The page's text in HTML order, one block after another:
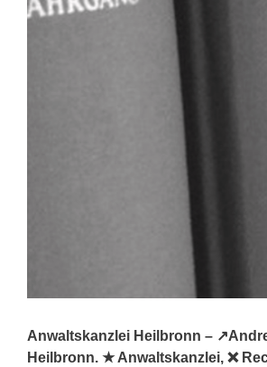
Anwaltskanzlei Heilbronn –
Heilbronn. ★ Anwaltskanzlei, ❌